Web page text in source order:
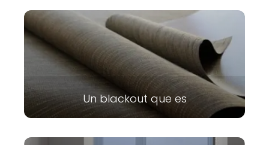
Un blackout que es